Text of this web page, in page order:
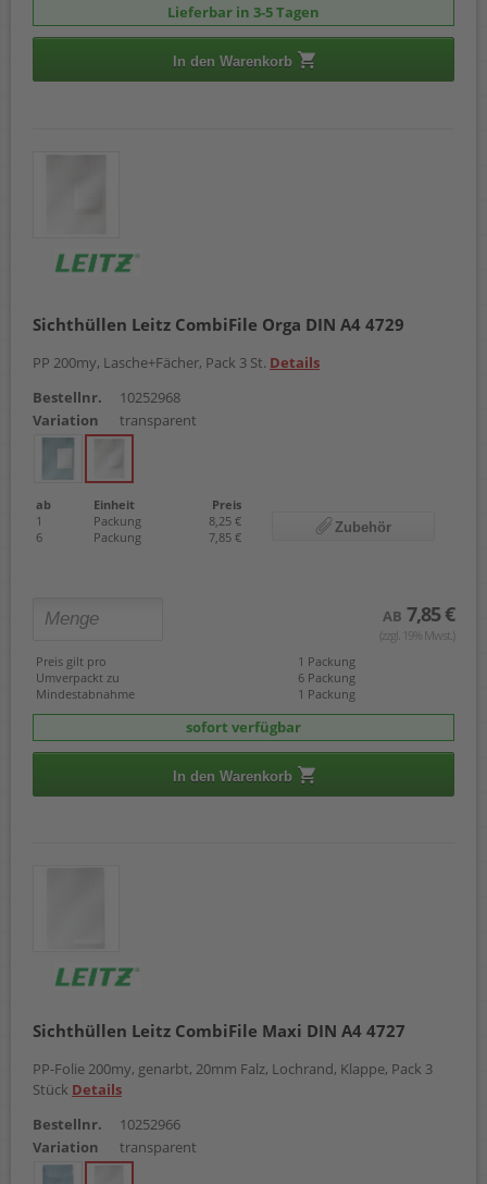
Lieferbar in 3-5 Tagen
In den Warenkorb
Sichthüllen Leitz CombiFile Orga DIN A4 4729
PP 200my, Lasche+Fächer, Pack 3 St. Details
Bestellnr.
10252968
Variation
transparent
ab Einheit
Preis
1
Packung
8,25 €
6
Packung 7,85 €
Zubehör
AB 7,85 €
(zzgl. 19% Mwst.)
Preis gilt pro
1 Packung
Umverpackt zu
6 Packung
Mindestabnahme
1 Packung
sofort verfügbar
In den Warenkorb
Sichthüllen Leitz CombiFile Maxi DIN A4 4727
PP-Folie 200my, genarbt, 20mm Falz, Lochrand, Klappe, Pack 3
Stück Details
Bestellnr.
10252966
Variation
transparent